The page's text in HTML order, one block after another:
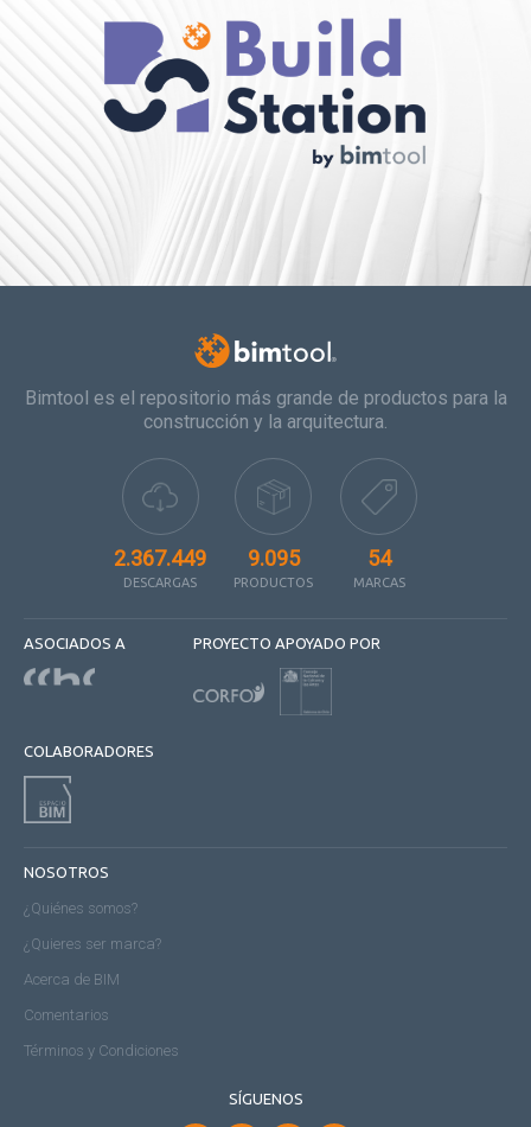
Bimtool es el repositorio más grande de productos para la
construcción y la arquitectura.
2.367.449
DESCARGAS
9.095
PRODUCTOS
54
MARCAS
ASOCIADOS A PROYECTO APOYADO POR
COLABORADORES
NOSOTROS
¿Quiénes somos?
¿Quieres ser marca?
Acerca de BIM
Comentarios
Términos y Condiciones
SÍGUENOS